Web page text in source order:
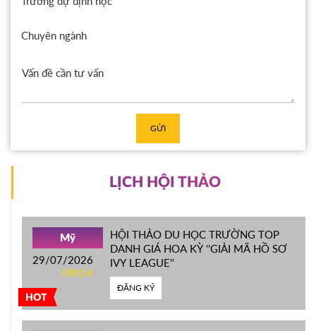
Chuyên ngành
GỬI
LỊCH HỘI THẢO
HOT
Mỹ
29/07/2026
08h54
HỘI THẢO DU HỌC TRƯỜNG TOP
DANH GIÁ HOA KỲ ''GIẢI MÃ HỒ SƠ
IVY LEAGUE''
ĐĂNG KÝ